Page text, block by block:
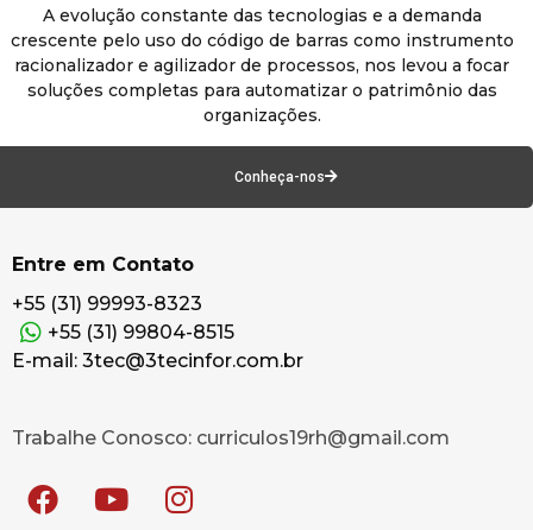
A evolução constante das tecnologias e a demanda
crescente pelo uso do código de barras como instrumento
racionalizador e agilizador de processos, nos levou a focar
soluções completas para automatizar o patrimônio das
organizações.
Conheça-nos
Entre em Contato
+55 (31) 99993-8323
+55 (31) 99804-8515
E-mail: 3tec@3tecinfor.com.br
Trabalhe Conosco: curriculos19rh@gmail.com